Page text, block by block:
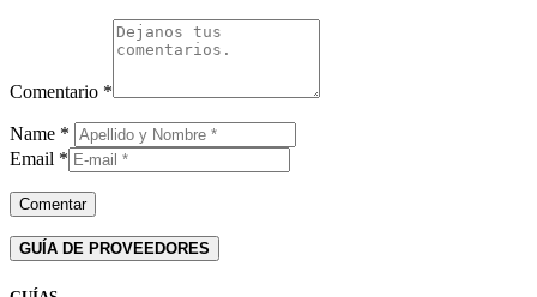
Comentario *
Name *
Email *
GUÍA DE PROVEEDORES